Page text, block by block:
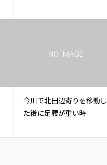
今川で北田辺寄りを移動し
た後に足腰が重い時